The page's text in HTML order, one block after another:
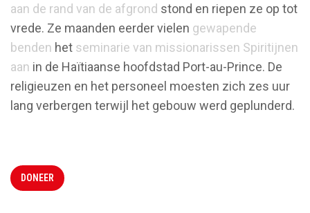
aan de rand van de afgrond stond en riepen ze op tot
vrede. Ze maanden eerder vielen gewapende
benden het seminarie van missionarissen Spiritijnen
aan in de Haïtiaanse hoofdstad Port-au-Prince. De
religieuzen en het personeel moesten zich zes uur
lang verbergen terwijl het gebouw werd geplunderd.
DONEER